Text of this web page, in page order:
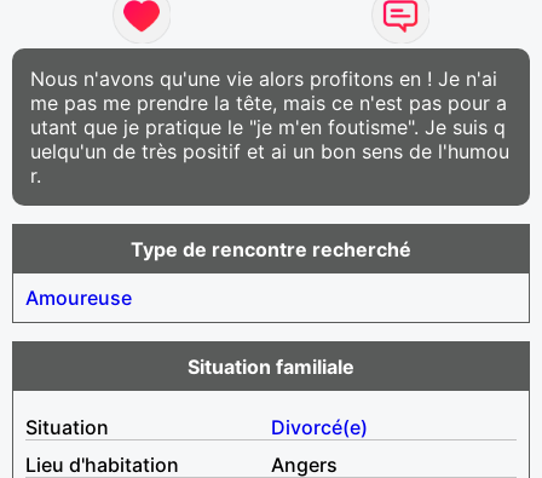
Nous n'avons qu'une vie alors profitons en ! Je n'ai
me pas me prendre la tête, mais ce n'est pas pour a
utant que je pratique le "je m'en foutisme". Je suis q
uelqu'un de très positif et ai un bon sens de l'humou
r.
Type de rencontre recherché
Amoureuse
Situation familiale
Situation
Divorcé(e)
Lieu d'habitation
Angers